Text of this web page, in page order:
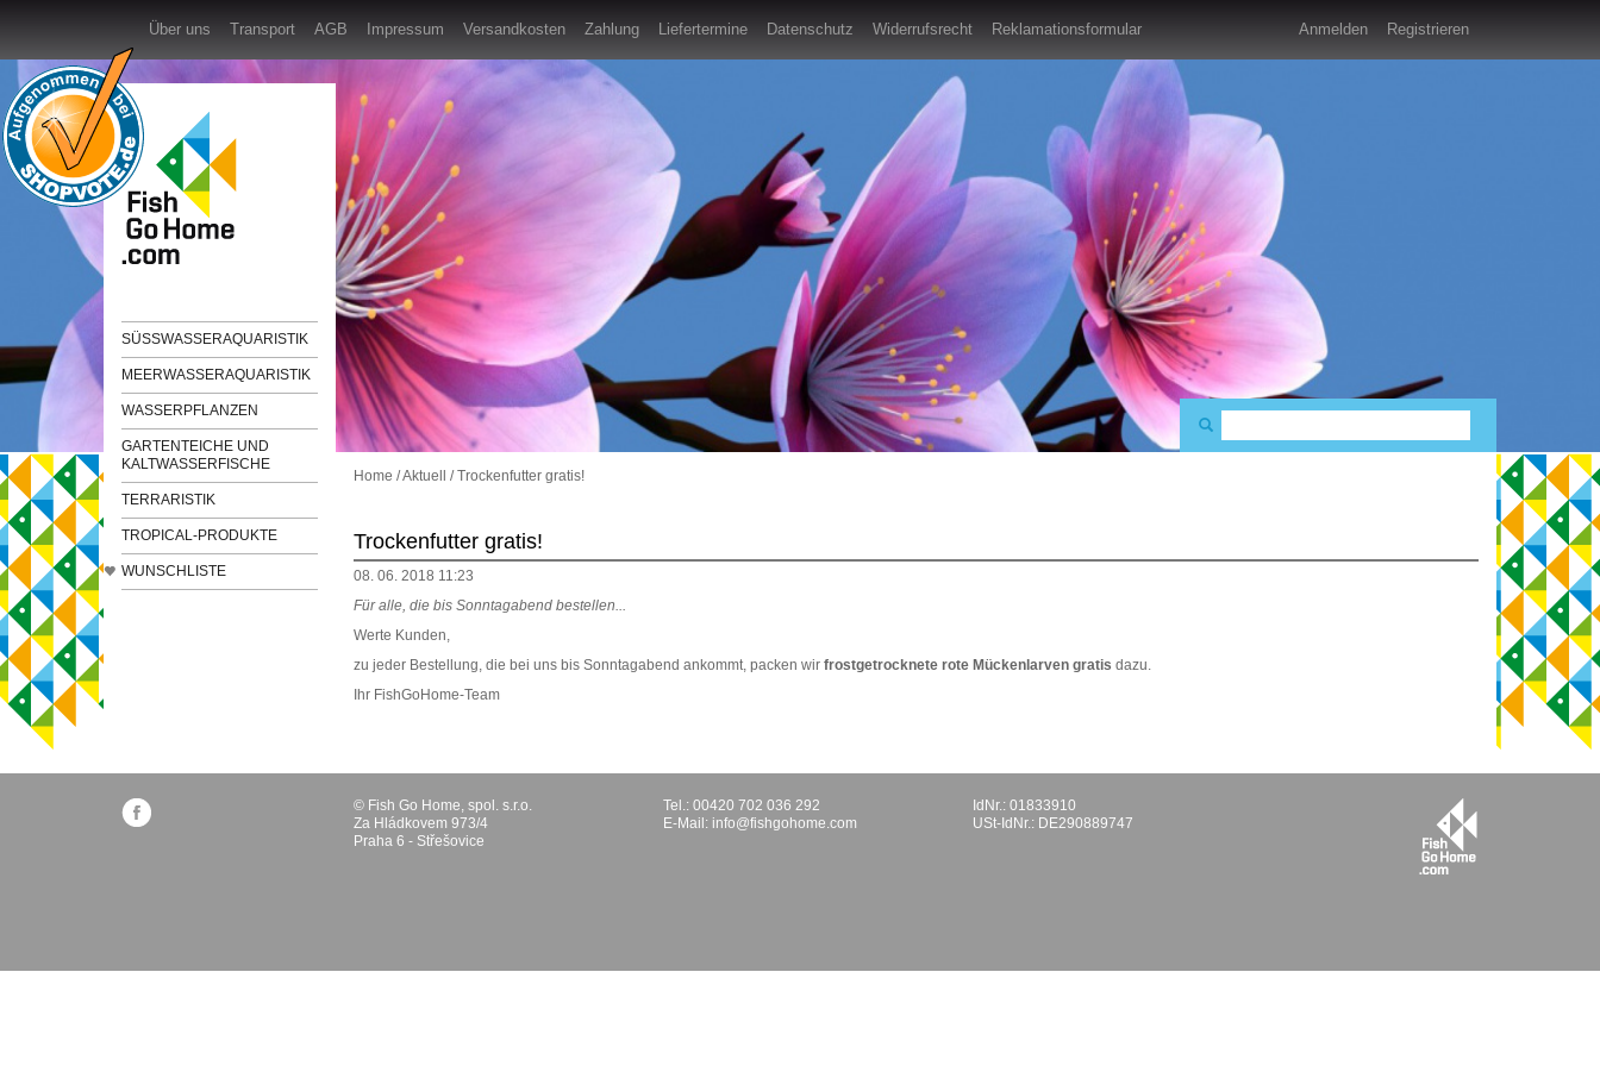
Über uns Transport AGB Impressum Versandkosten Zahlung Liefertermine Datenschutz Widerrufsrecht Reklamationsformular Anmelden Registrieren
SÜSSWASSERAQUARISTIK
MEERWASSERAQUARISTIK
WASSERPFLANZEN
GARTENTEICHE UND
KALTWASSERFISCHE
TERRARISTIK
TROPICAL-PRODUKTE
WUNSCHLISTE
Home /Aktuell /Trockenfutter gratis!
Trockenfutter gratis!
08. 06. 2018 11:23
Für alle, die bis Sonntagabend bestellen...
Werte Kunden,
zu jeder Bestellung, die bei uns bis Sonntagabend ankommt, packen wir frostgetrocknete rote Mückenlarven gratis dazu.
Ihr FishGoHome-Team
© Fish Go Home, spol. s.r.o.
Za Hládkovem 973/4
Praha 6 - Střešovice
Tel.: 00420 702 036 292
E-Mail: info@fishgohome.com
IdNr.: 01833910
USt-IdNr.: DE290889747